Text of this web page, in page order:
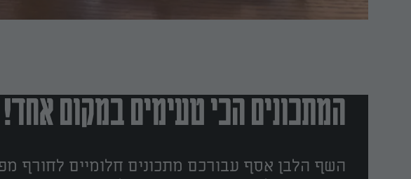
המתכונים הכי טעימים במקום אחד!
השף הלבן אסף עבורכם מתכונים חלומיים לחורף